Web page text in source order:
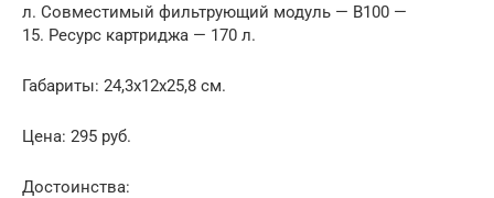
л. Совместимый фильтрующий модуль — В100 —
15. Ресурс картриджа — 170 л.
Габариты: 24,3х12х25,8 см.
Цена: 295 руб.
Достоинства: